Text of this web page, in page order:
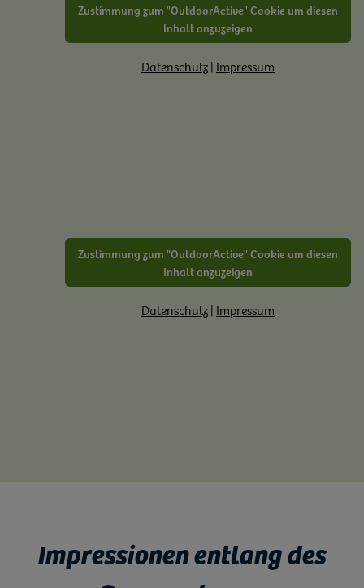
Zustimmung zum "OutdoorActive" Cookie um diesen
Inhalt anzuzeigen
Datenschutz| Impressum
Zustimmung zum "OutdoorActive" Cookie um diesen
Inhalt anzuzeigen
Datenschutz| Impressum
Impressionen entlang des